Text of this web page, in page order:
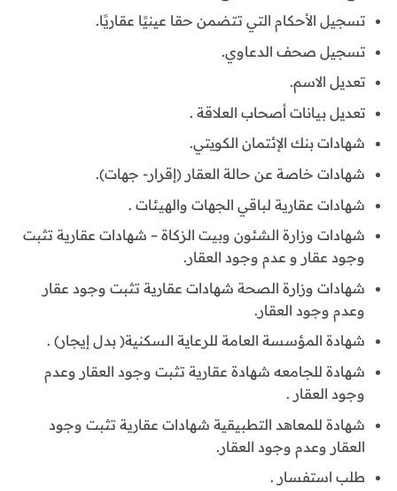
تسجيل الأحكام التي تتضمن حقا عينيًا عقاريًا.
تسجيل صحف الدعاوي.
تعديل الاسم.
تعديل بيانات أصحاب العلاقة .
شهادات بنك الإئتمان الكويتي.
شهادات خاصة عن حالة العقار (إقرار- جهات).
شهادات عقارية لباقي الجهات والهيئات .
شهادات وزارة الشئون وبيت الزكاة – شهادات عقارية تثبت
وجود عقار و عدم وجود العقار.
شهادات وزارة الصحة شهادات عقارية تثبت وجود عقار
وعدم وجود العقار.
شهادة المؤسسة العامة للرعاية السكنية( بدل إيجار) .
شهادة للجامعه شهادة عقارية تثبت وجود العقار وعدم
وجود العقار .
شهادة للمعاهد التطبيقية شهادات عقارية تثبت وجود
العقار وعدم وجود العقار.
طلب استفسار .